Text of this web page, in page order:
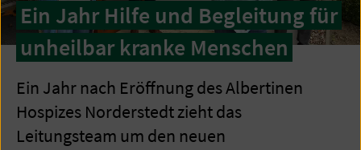
Ein Jahr Hilfe und Begleitung für
unheilbar kranke Menschen
Ein Jahr nach Eröffnung des Albertinen
Hospizes Norderstedt zieht das
Leitungsteam um den neuen